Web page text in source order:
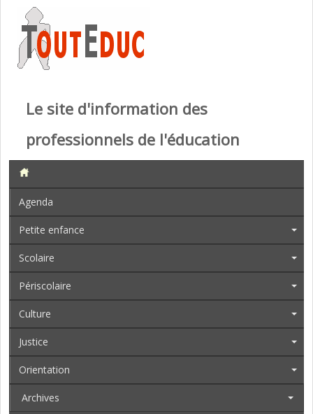
Le site d'information des
professionnels de l'éducation
Agenda
Petite enfance
Scolaire
Périscolaire
Culture
Justice
Orientation
Archives